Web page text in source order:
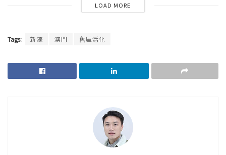
LOAD MORE
Tags: 新濠 澳門 舊區活化